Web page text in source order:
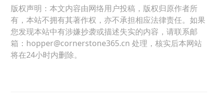
版权声明：本文内容由网络用户投稿，版权归原作者所
有，本站不拥有其著作权，亦不承担相应法律责任。如果
您发现本站中有涉嫌抄袭或描述失实的内容，请联系邮
箱：hopper@cornerstone365.cn 处理，核实后本网站
将在24小时内删除。